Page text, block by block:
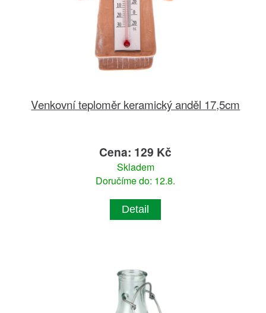
Venkovní teploměr keramický anděl 17,5cm
Cena: 129 Kč
Skladem
Doručíme do: 12.8.
Detail